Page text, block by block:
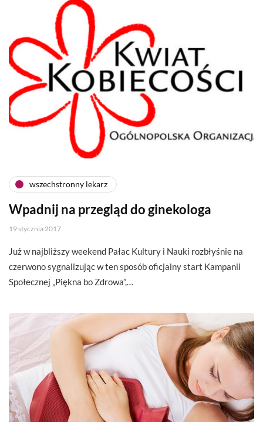
wszechstronny lekarz
Wpadnij na przegląd do ginekologa
19 stycznia 2017
Już w najbliższy weekend Pałac Kultury i Nauki rozbłyśnie na
czerwono sygnalizując w ten sposób oficjalny start Kampanii
Społecznej „Piękna bo Zdrowa”,…